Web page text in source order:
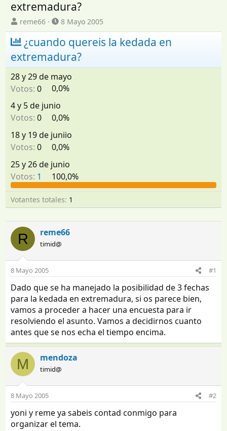
extremadura?
I
n
i
i
a
d
o
d
e
t
e
a
reme66
F
e
c
a
d
e
i
c
o
8 Mayo 2005
¿cuando quereis la kedada en
extremadura?
28 y 29 de mayo
Votos: 0
0,0%
4 y 5 de junio
Votos: 0
0,0%
18 y 19 de juniio
Votos: 0
0,0%
25 y 26 de junio
Votos: 1 100,0%
Votantes totales 1
R reme66
timid@
8 Mayo 2005 #1
Dado que se ha manejado la posibilidad de 3 fechas
para la kedada en extremadura, si os parece bien,
vamos a proceder a hacer una encuesta para ir
resolviendo el asunto. Vamos a decidirnos cuanto
antes que se nos echa el tiempo encima.
M mendoza
timid@
8 Mayo 2005 #2
yoni y reme ya sabeis contad conmigo para
organizar el tema.